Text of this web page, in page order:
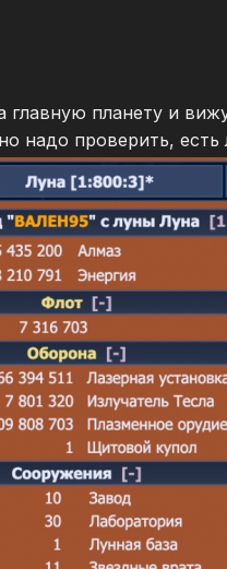
главную планету и
надо проверить, есть